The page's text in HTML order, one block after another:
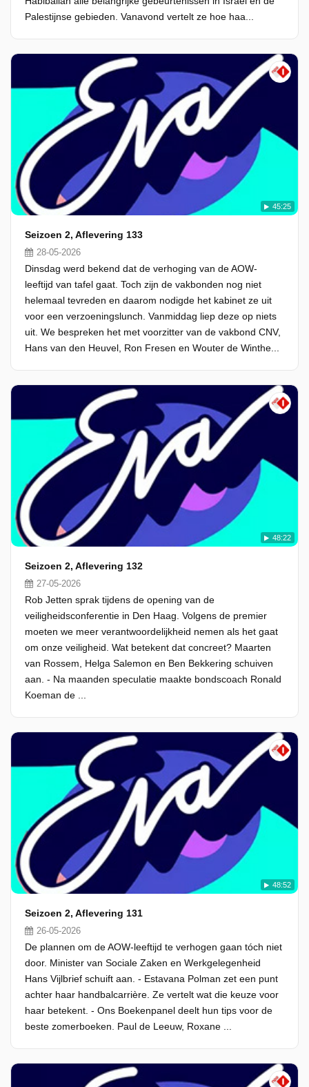
Palestijnse gebieden. Vanavond vertelt ze hoe haa...
45:25
Seizoen 2, Aflevering 133
28-05-2026
Dinsdag werd bekend dat de verhoging van de AOW-
leeftijd van tafel gaat. Toch zijn de vakbonden nog niet
helemaal tevreden en daarom nodigde het kabinet ze uit
voor een verzoeningslunch. Vanmiddag liep deze op niets
uit. We bespreken het met voorzitter van de vakbond CNV,
Hans van den Heuvel, Ron Fresen en Wouter de Winthe...
48:22
Seizoen 2, Aflevering 132
27-05-2026
Rob Jetten sprak tijdens de opening van de
veiligheidsconferentie in Den Haag. Volgens de premier
moeten we meer verantwoordelijkheid nemen als het gaat
om onze veiligheid. Wat betekent dat concreet? Maarten
van Rossem, Helga Salemon en Ben Bekkering schuiven
aan. - Na maanden speculatie maakte bondscoach Ronald
Koeman de ...
48:52
Seizoen 2, Aflevering 131
26-05-2026
De plannen om de AOW-leeftijd te verhogen gaan tóch niet
door. Minister van Sociale Zaken en Werkgelegenheid
Hans Vijlbrief schuift aan. - Estavana Polman zet een punt
achter haar handbalcarrière. Ze vertelt wat die keuze voor
haar betekent. - Ons Boekenpanel deelt hun tips voor de
beste zomerboeken. Paul de Leeuw, Roxane ...